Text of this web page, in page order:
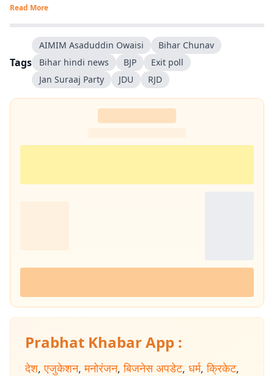
Read More
Tags
AIMIM Asaduddin Owaisi
Bihar Chunav
Bihar hindi news
BJP
Exit poll
Jan Suraaj Party
JDU RJD
Prabhat Khabar App :
देश, एजुकेशन, मनोरंजन, बिजनेस अपडेट, धर्म, क्रिकेट,